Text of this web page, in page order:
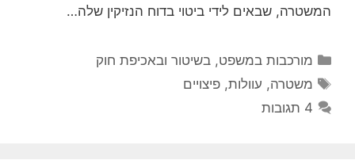
המשטרה, שבאים לידי ביטוי בדוח הנזיקין שלה…
קטגוריות
מורכבות במשפט, בשיטור ובאכיפת חוק
תגיות
משטרה, עוולות,פיצויים
4 תגובות